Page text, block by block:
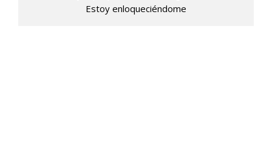
Estoy enloqueciéndome